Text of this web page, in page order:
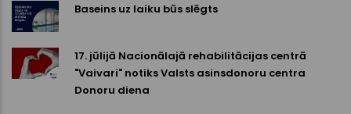
Baseins uz laiku būs slēgts
17. jūlijā Nacionālajā rehabilitācijas centrā
"Vaivari" notiks Valsts asinsdonoru centra
Donoru diena